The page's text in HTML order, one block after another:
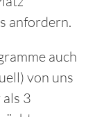
anfordern.
auch
von uns
3